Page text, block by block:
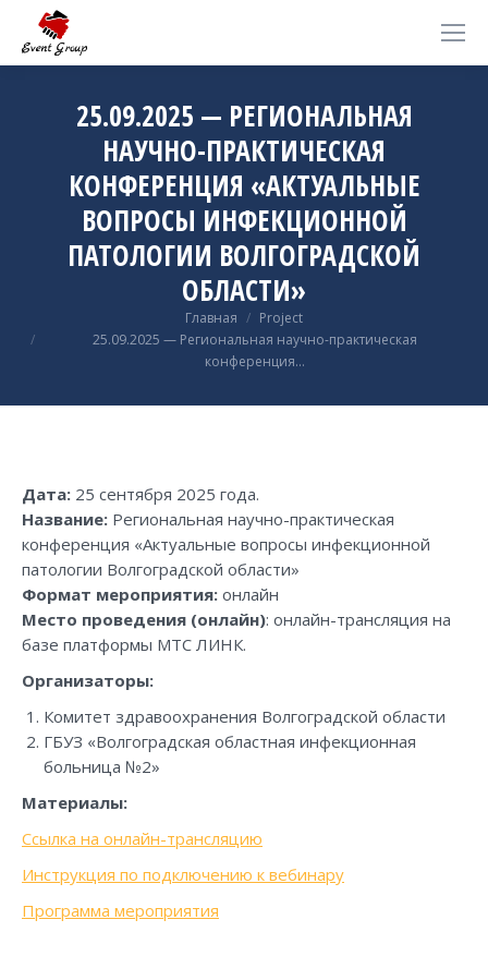
25.09.2025 — РЕГИОНАЛЬНАЯ
НАУЧНО-ПРАКТИЧЕСКАЯ
КОНФЕРЕНЦИЯ «АКТУАЛЬНЫЕ
ВОПРОСЫ ИНФЕКЦИОННОЙ
ПАТОЛОГИИ ВОЛГОГРАДСКОЙ
ОБЛАСТИ»
Главная
Project
25.09.2025 — Региональная научно-практическая
конференция…
Дата: 25 сентября 2025 года.
Название: Региональная научно-практическая
конференция «Актуальные вопросы инфекционной
патологии Волгоградской области»
Формат мероприятия: онлайн
Место проведения (онлайн): онлайн-трансляция на
базе платформы МТС ЛИНК.
Организаторы:
Комитет здравоохранения Волгоградской области
ГБУЗ «Волгоградская областная инфекционная
больница №2»
Материалы:
Ссылка на онлайн-трансляцию
Инструкция по подключению к вебинару
Программа мероприятия